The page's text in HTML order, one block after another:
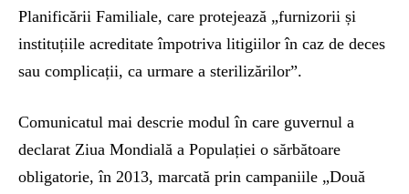
Planificării Familiale, care protejează „furnizorii și
instituțiile acreditate împotriva litigiilor în caz de deces
sau complicații, ca urmare a sterilizărilor”.
Comunicatul mai descrie modul în care guvernul a
declarat Ziua Mondială a Populației o sărbătoare
obligatorie, în 2013, marcată prin campaniile „Două